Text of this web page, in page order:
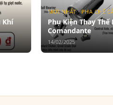
Khí
MỚI NHẤT · PHA CHẾ
Phụ Kiện Thay Thế
Comandante
14/02/2025